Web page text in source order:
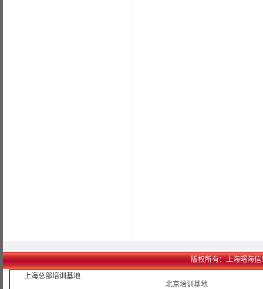
版权所有：上海曙海信
上海总部培训基地
北京培训基地